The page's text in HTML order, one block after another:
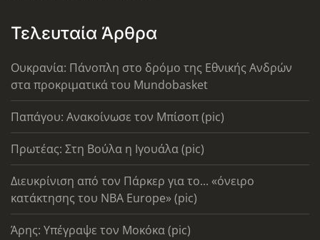
Τελευταία Άρθρα
Ουκρανία: Πάνοπλη στο δρόμο της Εθνικής Ανδρών
στα προκριματικά του Mundobasket
Παπάγου: Ανακοίνωσε τον Μπίσοπ (pic)
Πρωτέας: Στη Βούλα η Ιγουάλα (pic)
Διευκρίνιση από τον Πάρκερ για το... «όνειρο
κατάκτησης του ΝΒΑ Europe» (pic)
Άρης: Υπέγραψε τον Μοκόκα (pic)